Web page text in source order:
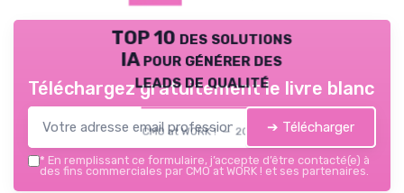
TOP 10 des solutions
IA pour générer des
leads de qualité
CMO at WORK ! — 2026
Téléchargez gratuitement le livre blanc
➔ Télécharger
* En remplissant ce formulaire, j’accepte d’être contacté(e) à
des fins commerciales par CMO at WORK ! et ses partenaires.